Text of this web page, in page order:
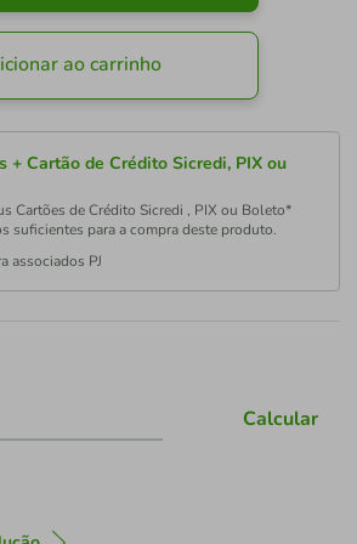
ao carrinho
+ Cartão de Crédito Sicredi, PIX ou
Cartões de Crédito Sicredi , PIX ou Boleto*
suficientes para a compra deste produto.
associados PJ
Calcular